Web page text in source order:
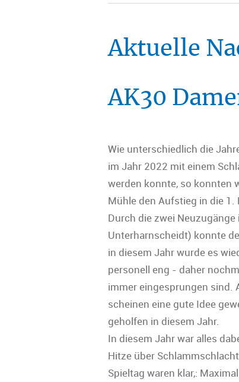
Aktuelle
AK30
Wie unterschiedlich die
im Jahr 2022 mit einem
werden konnte, so konnten
Mühle den Aufstieg in die 1.
Durch die zwei
Unterharnscheidt) konnte
in diesem Jahr wurde es
personell eng - daher
immer eingesprungen sind.
scheinen eine gute Idee
geholfen in diesem Jahr.
In diesem Jahr war alles
Hitze über
Spieltag waren klar,: